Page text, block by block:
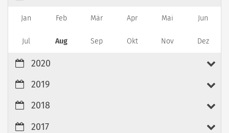
Jan Feb Mär Apr Mai Jun
Jul Aug Sep Okt Nov Dez
2020
2019
2018
2017